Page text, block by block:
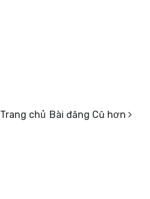
Bài đăng Cũ hơn
Trang chủ